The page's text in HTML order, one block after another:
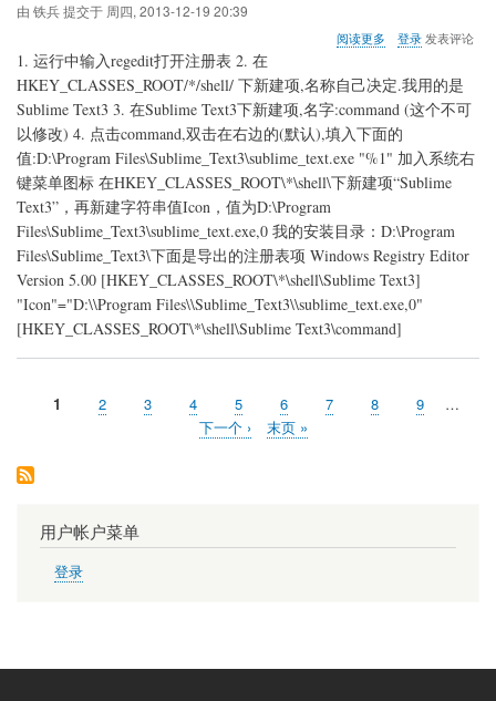
由 铁兵提交于 周四, 2013-12-19 20:39
阅读更多
Sublime
Text
3
右
键
单
单
登录发表评论
1. 运行中输入regedit打开注册表 2. 在
HKEY_CLASSES_ROOT/*/shell/ 下新建项,名称自己决定.我用的是
Sublime Text3 3. 在Sublime Text3下新建项,名字:command (这个不可
以修改) 4. 点击command,双击在右边的(默认),填入下面的
值:D:\Program Files\Sublime_Text3\sublime_text.exe "%1" 加入系统右
键菜单图标 在HKEY_CLASSES_ROOT\*\shell\下新建项“Sublime
Text3”，再新建字符串值Icon，值为D:\Program
Files\Sublime_Text3\sublime_text.exe,0 我的安装目录：D:\Program
Files\Sublime_Text3\下面是导出的注册表项 Windows Registry Editor
Version 5.00 [HKEY_CLASSES_ROOT\*\shell\Sublime Text3]
"Icon"="D:\\Program Files\\Sublime_Text3\\sublime_text.exe,0"
[HKEY_CLASSES_ROOT\*\shell\Sublime Text3\command]
当
1
页
2
页
3
页
面
4
页
面
5
页
面
6
页
7
页
8
页
9
…
下
下一个 ›
末
末页 »
用户帐户菜单
登录